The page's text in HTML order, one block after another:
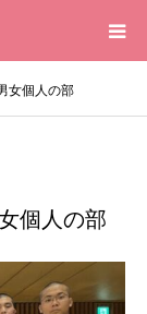
女個人の部
個人の部